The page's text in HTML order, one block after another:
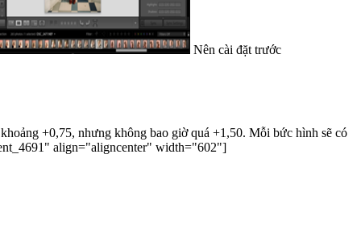
Nên cài đặt trước
+0,75, nhưng không bao giờ quá +1,50. Mỗi bức hình sẽ có
máy ảnh có thể thay đổi trong suốt quá trình chụp ảnh. [caption id="attachment_4691" align="aligncenter" width="602"]